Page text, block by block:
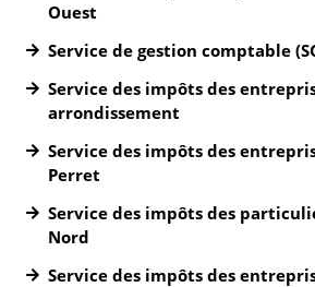
Ouest
Service de gestion comptable
Service des impôts des
arrondissement
Service des impôts des
Perret
Service des impôts des
Nord
Service des impôts des